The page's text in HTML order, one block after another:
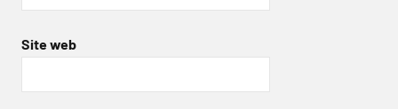
Site web